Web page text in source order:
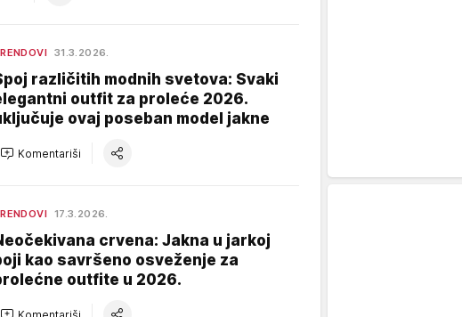
31.3.2026.
različitih modnih svetova: Svaki
outfit za proleće 2026.
ovaj poseban model jakne
Komentariši
17.3.2026.
crvena: Jakna u jarkoj
kao savršeno osveženje za
outfite u 2026.
Komentariši